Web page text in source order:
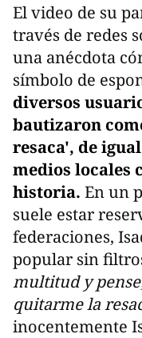
El video de su
través de redes
una anécdota
símbolo de
diversos
bautizaron
resaca', de
medios locales
historia. En un
suele estar
federaciones,
popular sin
multitud y
quitarme la
inocentemente